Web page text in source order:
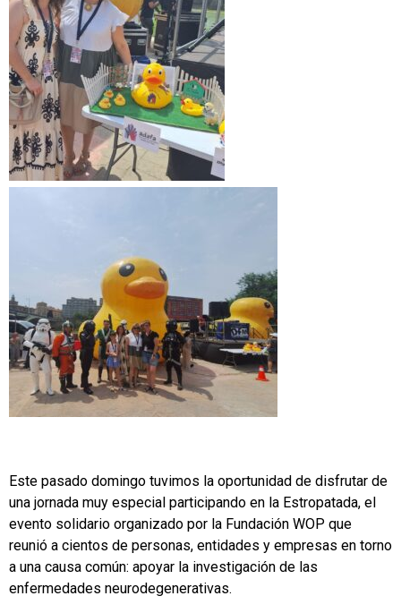
Este pasado domingo tuvimos la oportunidad de disfrutar de
una jornada muy especial participando en la Estropatada, el
evento solidario organizado por la Fundación WOP que
reunió a cientos de personas, entidades y empresas en torno
a una causa común: apoyar la investigación de las
enfermedades neurodegenerativas.